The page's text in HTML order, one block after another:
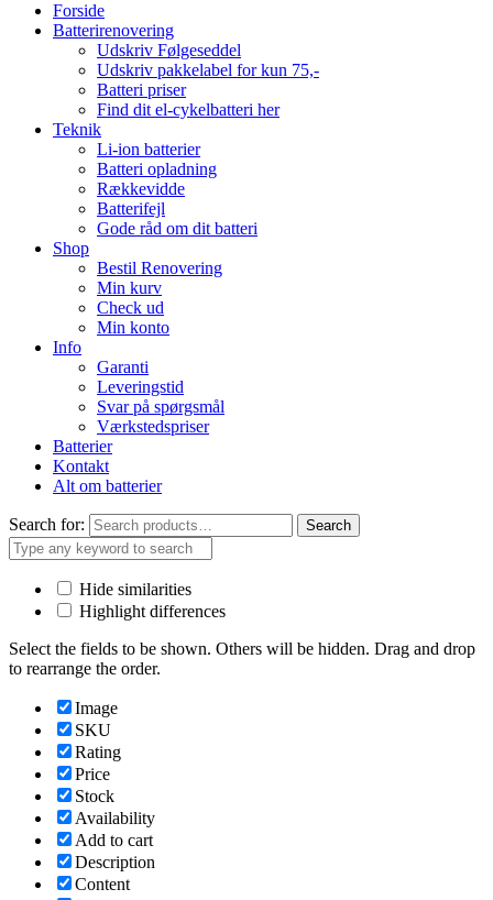
Forside
Batterirenovering
Udskriv Følgeseddel
Udskriv pakkelabel for kun 75,-
Batteri priser
Find dit el-cykelbatteri her
Teknik
Li-ion batterier
Batteri opladning
Rækkevidde
Batterifejl
Gode råd om dit batteri
Shop
Bestil Renovering
Min kurv
Check ud
Min konto
Info
Garanti
Leveringstid
Svar på spørgsmål
Værkstedspriser
Batterier
Kontakt
Alt om batterier
Search for: Search
Hide similarities
Highlight differences
Select the fields to be shown. Others will be hidden. Drag and drop
to rearrange the order.
Image
SKU
Rating
Price
Stock
Availability
Add to cart
Description
Content